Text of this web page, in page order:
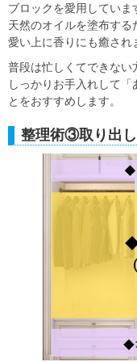
ブロックを愛用していま
天然のオイルを塗布す
愛い上に香りにも癒され
普段は忙しくてできない
しっかり お手入れして「
とをおすすめします。
整理術③取り出